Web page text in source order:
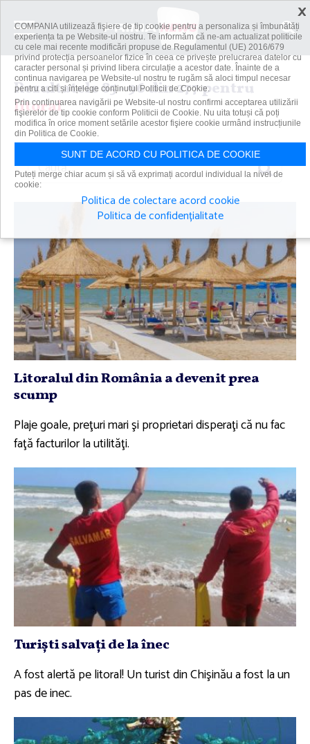
Rezultatele 85 - 96 din 277 pentru
litoral
Caută
Litoralul din România a devenit prea
scump
Plaje goale, preţuri mari şi proprietari disperaţi că nu fac
faţă facturilor la utilităţi.
Turişti salvaţi de la înec
A fost alertă pe litoral! Un turist din Chişinău a fost la un
pas de inec.
×
COMPANIA utilizează fişiere de tip cookie pentru a personaliza și îmbunătăți
experiența ta pe Website-ul nostru. Te informăm că ne-am actualizat politicile
cu cele mai recente modificări propuse de Regulamentul (UE) 2016/679
privind protecția persoanelor fizice în ceea ce privește prelucrarea datelor cu
caracter personal și privind libera circulație a acestor date. Înainte de a
continua navigarea pe Website-ul nostru te rugăm să aloci timpul necesar
pentru a citi și înțelege conținutul Politicii de Cookie.
Prin continuarea navigării pe Website-ul nostru confirmi acceptarea utilizării
fişierelor de tip cookie conform Politicii de Cookie. Nu uita totuși că poți
modifica în orice moment setările acestor fişiere cookie urmând instrucțiunile
din Politica de Cookie.
SUNT DE ACORD CU POLITICA DE COOKIE
Puteți merge chiar acum și să vă exprimați acordul individual la nivel de
cookie:
Politica de colectare acord cookie
Politica de confidențialitate